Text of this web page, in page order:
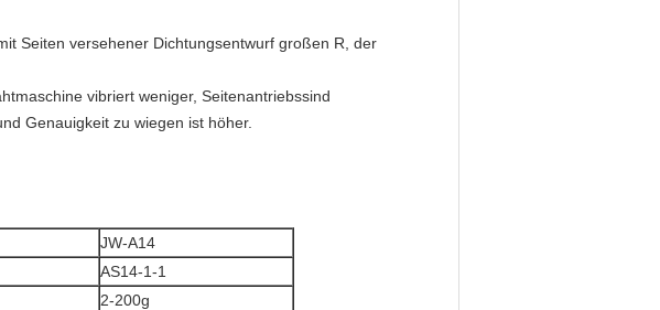
Seiten versehener Dichtungsentwurf großen R, der
vibriert weniger, Seitenantriebssind
Genauigkeit zu wiegen ist höher.
JW-A14
AS14-1-1
2-200g